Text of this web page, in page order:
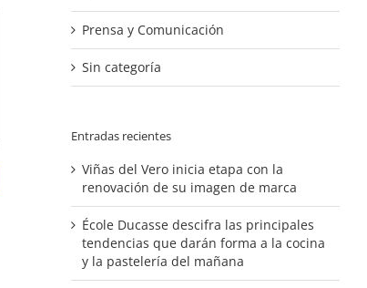
Prensa y Comunicación
Sin categoría
Entradas recientes
Viñas del Vero inicia etapa con la
renovación de su imagen de marca
École Ducasse descifra las principales
tendencias que darán forma a la cocina
y la pastelería del mañana